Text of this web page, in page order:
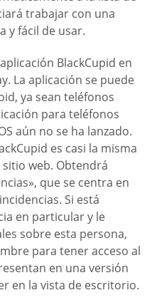
trabajar con una
y fácil de usar.
BlackCupid en
La aplicación se puede
ya sean teléfonos
para teléfonos
aún no se ha lanzado.
es casi la misma
web. Obtendrá
que se centra en
Si está
en particular y le
sobre esta persona,
para tener acceso al
en una versión
en la vista de escritorio.